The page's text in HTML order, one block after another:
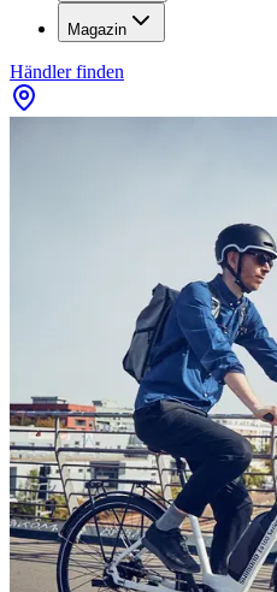
Magazin
Händler finden